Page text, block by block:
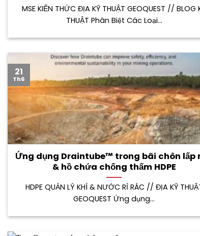
MSE KIẾN THỨC ĐỊA KỸ THUẬT GEOQUEST // BLOG
THUẬT Phân Biệt Các Loại...
Ứng dụng Draintube™ trong bãi chôn lấp
& hồ chứa chống thấm HDPE
HDPE QUẢN LÝ KHÍ & NƯỚC RỈ RÁC // ĐỊA KỸ
GEOQUEST Ứng dụng...
21
Th6